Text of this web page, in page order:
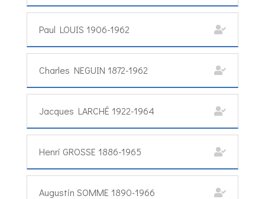
Paul LOUIS 1906-1962
Charles NEGUIN 1872-1962
Jacques LARCHÉ 1922-1964
Henri GROSSE 1886-1965
Augustin SOMME 1890-1966